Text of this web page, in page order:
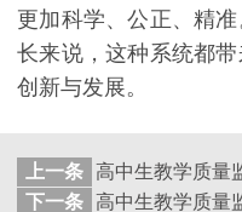
更加科学、公正、精
长来说，这种系统都
创新与发展。
上一条
下一条